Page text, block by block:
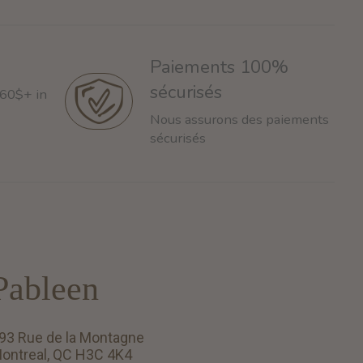
in
Paiements 100%
sécurisés
Nous assurons des paiements
sécurisés
Rue de la Montagne
QC H3C 4K4